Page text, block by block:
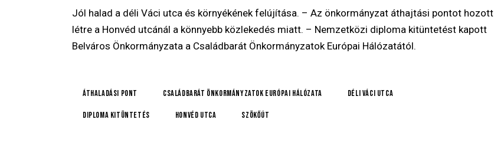
Jól halad a déli Váci utca és környékének felújítása. – Az önkormányzat áthajtási pontot hozott
létre a Honvéd utcánál a könnyebb közlekedés miatt. – Nemzetközi diploma kitüntetést kapott
Belváros Önkormányzata a Családbarát Önkormányzatok Európai Hálózatától.
áthaladási pont Családbarát Önkormányzatok Európai Hálózata Déli Váci utca
diploma kitüntetés Honvéd utca szökőút